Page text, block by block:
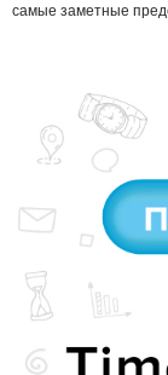
самые заметные